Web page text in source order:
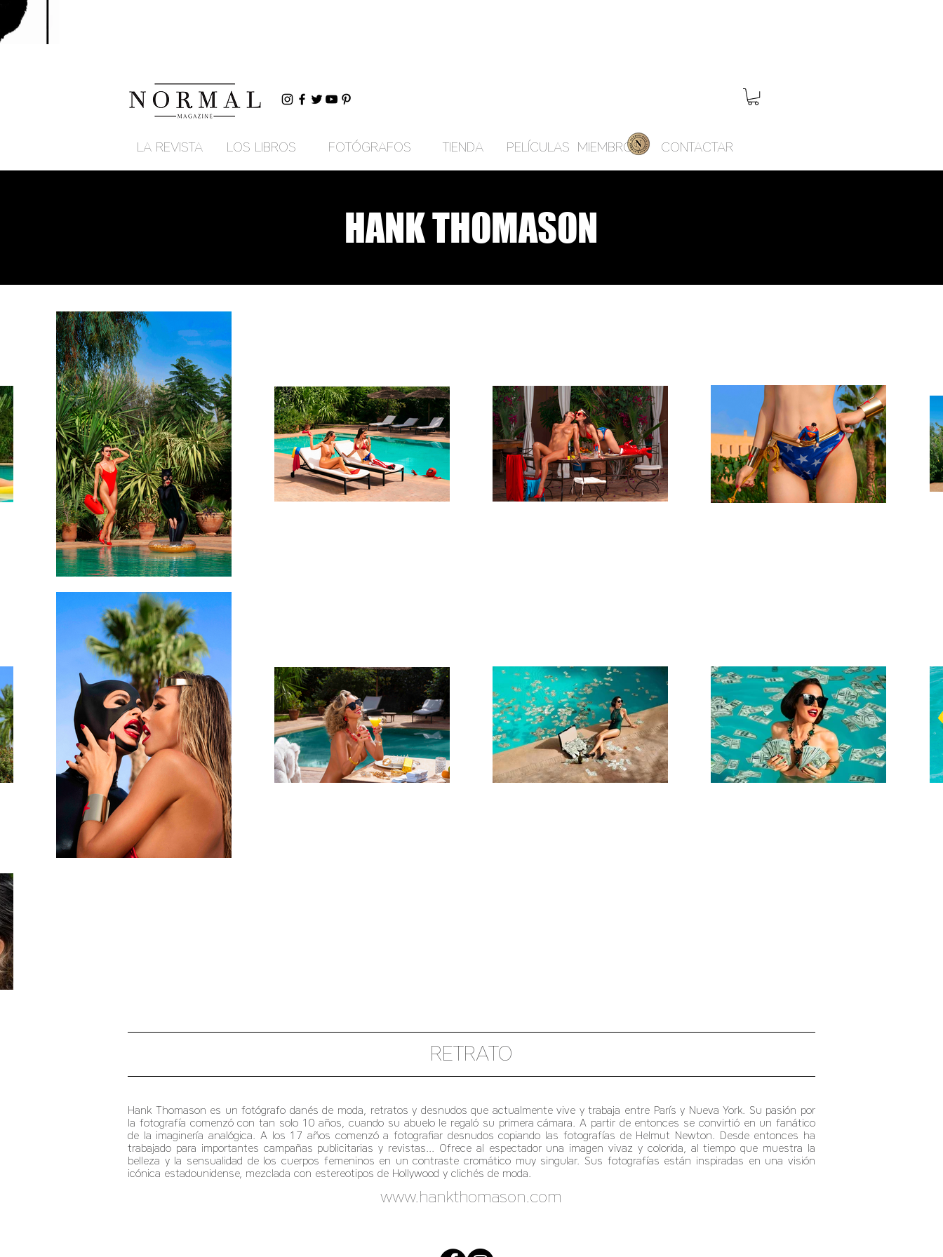
LA REVISTA LOS LIBROS FOTÓGRAFOS TIENDA PELÍCULAS MIEMBROS CONTACTAR
HANK THOMASON
RETRATO
Hank Thomason es un fotógrafo danés de moda, retratos y desnudos que actualmente vive y trabaja entre París y Nueva York. Su pasión por
la fotografía comenzó con tan solo 10 años, cuando su abuelo le regaló su primera cámara. A partir de entonces se convirtió en un fanático
de la imaginería analógica. A los 17 años comenzó a fotografiar desnudos copiando las fotografías de Helmut Newton. Desde entonces ha
trabajado para importantes campañas publicitarias y revistas... Ofrece al espectador una imagen vivaz y colorida, al tiempo que muestra la
belleza y la sensualidad de los cuerpos femeninos en un contraste cromático muy singular. Sus fotografías están inspiradas en una visión
icónica estadounidense, mezclada con estereotipos de Hollywood y clichés de moda.
www.hankthomason.com